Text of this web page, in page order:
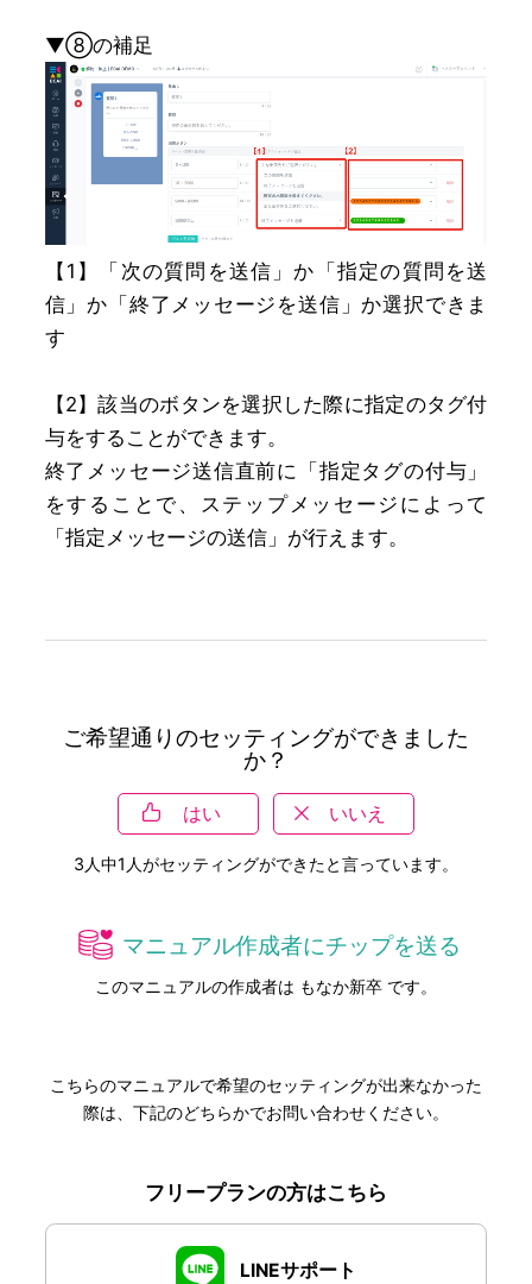
▼⑧の補足
【1】「次の質問を送信」か「指定の質問を送
信」か「終了メッセージを送信」か選択できま
す
【2】該当のボタンを選択した際に指定のタグ付
与をすることができます。
終了メッセージ送信直前に「指定タグの付与」
をすることで、ステップメッセージによって
「指定メッセージの送信」が行えます。
ご希望通りのセッティングができました
か？
はい いいえ
3人中1 人がセッティングができたと言っています。
マニュアル作成者にチップを送る
このマニュアルの作成者は もなか新卒 です。
こちらのマニュアルで希望のセッティングが出来なかった
際は、下記のどちらかでお問い合わせください。
フリープランの方はこちら
LINEサポート